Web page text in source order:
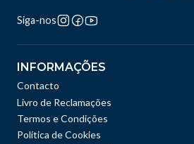
Siga-nos
INFORMAÇÕES
Contacto
Livro de Reclamações
Termos e Condições
Política de Cookies